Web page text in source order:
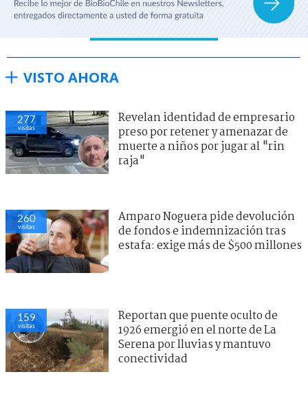
VISTO AHORA
277
visitas
Revelan identidad de empresario
preso por retener y amenazar de
muerte a niños por jugar al "rin
raja"
260
visitas
Amparo Noguera pide devolución
de fondos e indemnización tras
estafa: exige más de $500 millones
159
visitas
Reportan que puente oculto de
1926 emergió en el norte de La
Serena por lluvias y mantuvo
conectividad